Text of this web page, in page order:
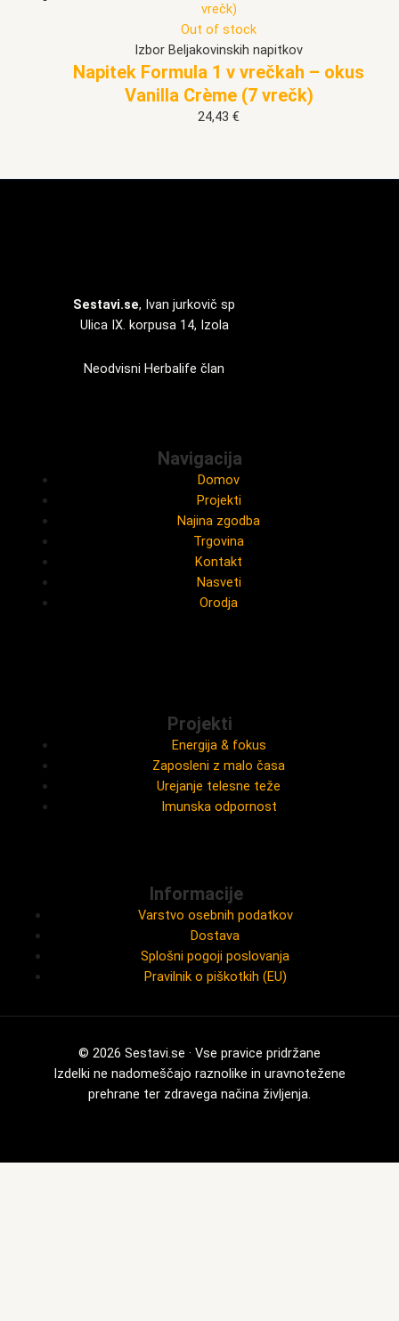
Out of stock
Izbor Beljakovinskih napitkov
Napitek Formula 1 v vrečkah – okus
Vanilla Crème (7 vrečk)
24,43€
Sestavi.se, Ivan jurkovič sp
Ulica IX. korpusa 14, Izola
Neodvisni Herbalife član
Navigacija
Domov
Projekti
Najina zgodba
Trgovina
Kontakt
Nasveti
Orodja
Projekti
Energija & fokus
Zaposleni z malo časa
Urejanje telesne teže
Imunska odpornost
Informacije
Varstvo osebnih podatkov
Dostava
Splošni pogoji poslovanja
Pravilnik o piškotkih (EU)
© 2026 Sestavi.se · Vse pravice pridržane
Izdelki ne nadomeščajo raznolike in uravnotežene
prehrane ter zdravega načina življenja.